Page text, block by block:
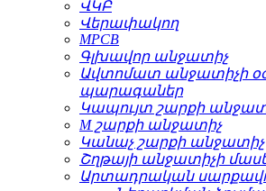
ՎԿԲ
Վերափակող
MPCB
Գլխավոր անջատիչ
Ավտոմատ անջատիչի
պարագաներ
Կապույտ շարքի
M շարքի անջատիչ
Կանաչ շարքի անջատիչ
Շղթայի անջատիչի
Արտադրական